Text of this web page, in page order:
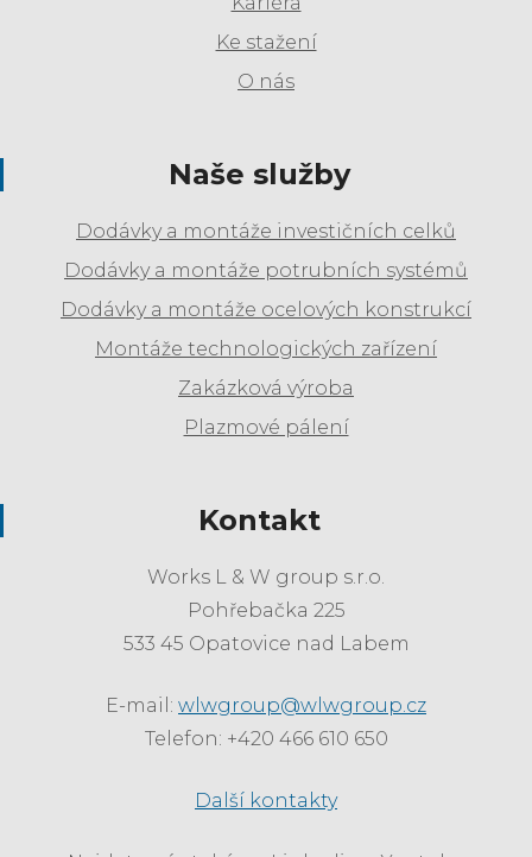
Ke stažení
O nás
Naše služby
Dodávky a montáže investičních celků
Dodávky a montáže potrubních systémů
Dodávky a montáže ocelových konstrukcí
Montáže technologických zařízení
Zakázková výroba
Plazmové pálení
Kontakt
Works L & W group s.r.o.
Pohřebačka 225
533 45 Opatovice nad Labem
E-mail: wlwgroup@wlwgroup.cz
Telefon: +420 466 610 650
Další kontakty